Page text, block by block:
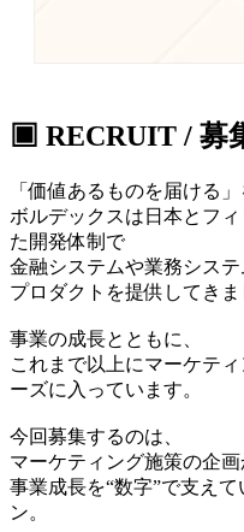
▣ RECRUIT / 募
「価値あるものを届ける
ボルデックスは日本とフ
た開発体制で
金融システムや業務シス
プロダクトを提供してきま
事業の成長とともに、
これまで以上にマーケテ
ーズに入っています。
今回募集するのは、
マーケティング施策の企
事業成長を“数字”で支え
ン。